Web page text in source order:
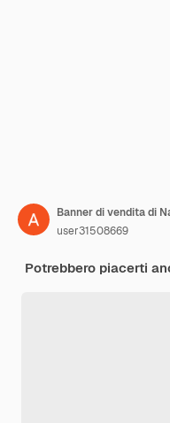
user31508669
Potrebbero piacerti